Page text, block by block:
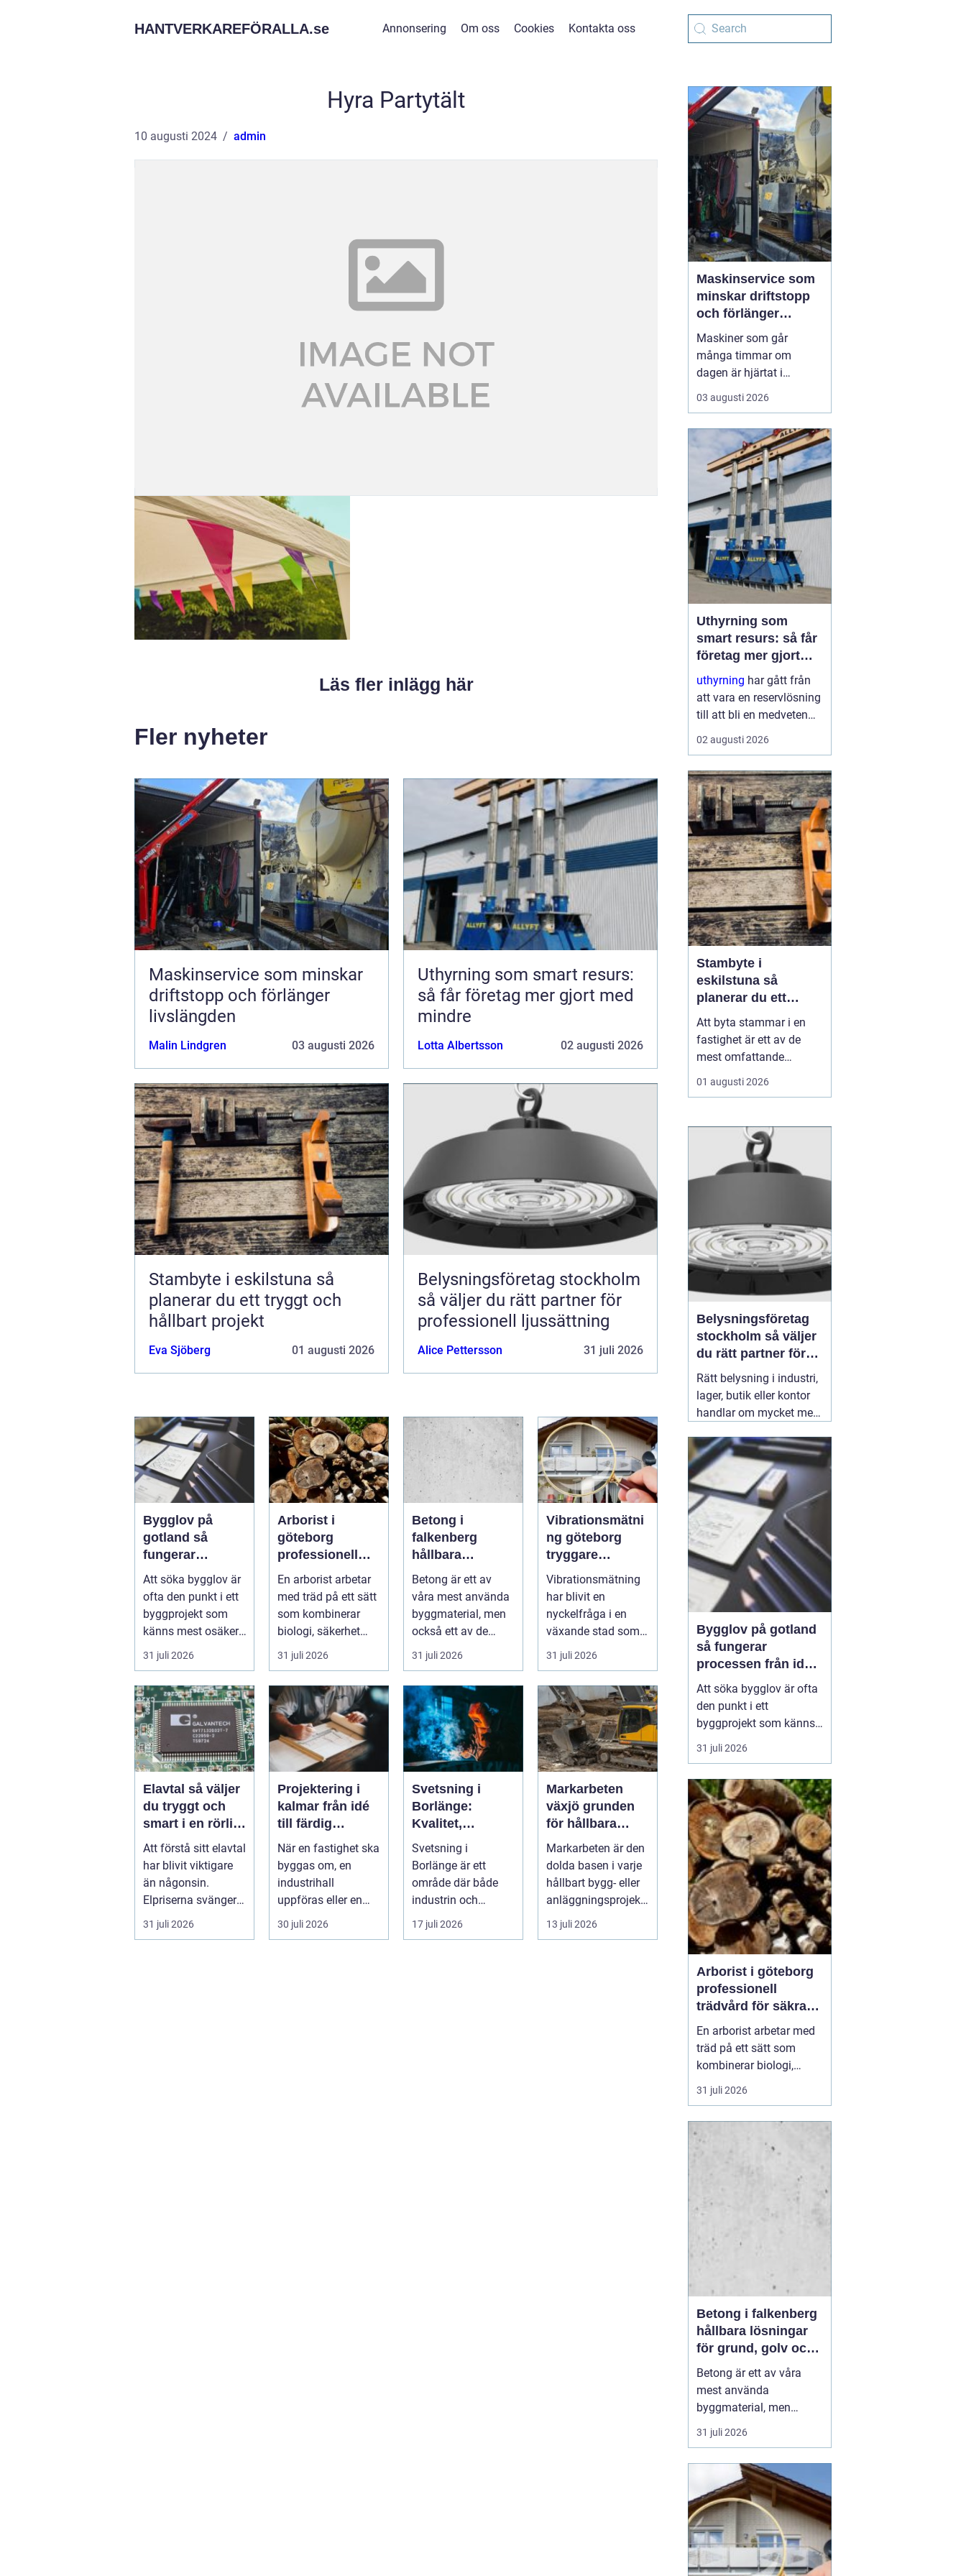
HANTVERKAREFÖRALLA.se Annonsering Om oss Cookies Kontakta oss
Hyra Partytält
10 augusti 2024 admin
Läs fler inlägg här
Fler nyheter
Maskinservice som minskar
driftstopp och förlänger
livslängden
Malin Lindgren 03 augusti 2026
Uthyrning som smart resurs:
så får företag mer gjort med
mindre
Lotta Albertsson 02 augusti 2026
Stambyte i eskilstuna så
planerar du ett tryggt och
hållbart projekt
Eva Sjöberg 01 augusti 2026
Belysningsföretag stockholm
så väljer du rätt partner för
professionell ljussättning
Alice Pettersson 31 juli 2026
Bygglov på
gotland så
fungerar
processen från
idé till godkänt
beslut
Att söka bygglov är
ofta den punkt i ett
byggprojekt som
känns mest osäker.
Frågorna hopar sig:
vilk...
31 juli 2026
Arborist i
göteborg
professionell
trädvård för
säkra och friska
En arborist arbetar
med träd på ett sätt
som kombinerar
biologi, säkerhet
och hantverk. I en
stad so...
31 juli 2026
Betong i
falkenberg
hållbara
lösningar för
grund, golv och
utemiljö
Betong är ett av
våra mest använda
byggmaterial, men
också ett av de
mest
missförstådda.
Många tänke...
31 juli 2026
Vibrationsmätni
ng göteborg
tryggare
markarbeten i
tät stadsmiljö
Vibrationsmätning
har blivit en
nyckelfråga i en
växande stad som
Göteborg. När nya
bostäder, broar,...
31 juli 2026
Elavtal så väljer
du tryggt och
smart i en rörlig
elmarknad
Att förstå sitt elavtal
har blivit viktigare
än någonsin.
Elpriserna svänger
snabbt, nya typer av
av...
31 juli 2026
Projektering i
kalmar från idé
till färdig
lösning
När en fastighet ska
byggas om, en
industrihall
uppföras eller en
lantbruksanläggnin
g moderniseras ä...
30 juli 2026
Svetsning i
Borlänge:
Kvalitet,
precision och
hållbara
konstruktioner
Svetsning i
Borlänge är ett
område där både
industrin och
mindre verkst&a...
17 juli 2026
Markarbeten
växjö grunden
för hållbara
projekt
Markarbeten är den
dolda basen i varje
hållbart bygg- eller
anläggningsprojekt.
Oavsett om det
gälle...
13 juli 2026
Maskinservice som
minskar driftstopp
och förlänger
livslängden
Maskiner som går
många timmar om
dagen är hjärtat i
entreprenad, skog och
lantbruk. När de stannar,
genomtänkt
maskinservice intebara
en kostnad, utan ett sätt
a...
03 augusti 2026
Uthyrning som
smart resurs: så får
företag mer gjort
med mindre
uthyrning har gått från
att vara en reservlösning
till att bli en medveten
strategi för många
företag. I stället för att
utrustning väljer allt fler
att hyra. Det frigör både
pengar o...
02 augusti 2026
Stambyte i
eskilstuna så
planerar du ett
tryggt och hållbart
projekt
Att byta stammar i en
fastighet är ett av de
mest omfattande
ingreppen som kan
göras i ett hus.
nödvändig åtgärd för att
undvika vattenskador,
fuktproblem och
kostsamma akuta
fastighetsäga...
01 augusti 2026
Belysningsföretag
stockholm så väljer
du rätt partner för
professionell
ljussättning
Rätt belysning i industri,
lager, butik eller kontor
handlar om mycket mer
Ljuset påverkar säkerhet,
energikostnader,
produktivitet och hur en
lokal upplevs varje dag.
När företag i Stockholm
letar
31 juli 2026
Bygglov på gotland
så fungerar
processen från idé
till godkänt beslut
Att söka bygglov är ofta
den punkt i ett
byggprojekt som känns
mest osäker. Frågorna
hopar sig: vilka
länge tar det, vad säger
detaljplanen och hur
påverkas tidsplanen? På
Gotland tillkommer
dessutom särskilda
hänsyn, som kultur...
31 juli 2026
Arborist i göteborg
professionell
trädvård för säkra
och friska träd
En arborist arbetar med
träd på ett sätt som
kombinerar biologi,
säkerhet och hantverk. I
en stad som Göteborg,
med tät bebyggelse,
krävs genomtänkt
trädvård för att både
människor och träd ska
må bra. Många
fastighetsägare, bos...
31 juli 2026
Betong i falkenberg
hållbara lösningar
för grund, golv och
utemiljö
Betong är ett av våra
mest använda
byggmaterial, men
också ett av de mest
missförstådda. Många
ytor, men modern betong
i Falkenberg handlar lika
mycket om design,
precision och långsiktig
funktion. För den som
planerar ny grund...
31 juli 2026